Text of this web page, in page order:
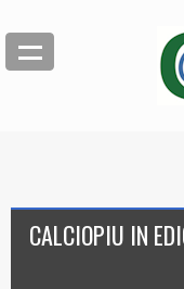
CALCIOPIU IN